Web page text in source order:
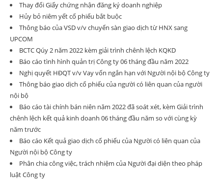
Thay đổi Giấy chứng nhận đăng ký doanh nghiệp
Hủy bỏ niêm yết cổ phiếu bắt buộc
Thông báo của VSD v/v chuyển sàn giao dịch từ HNX sang
UPCOM
BCTC Qúy 2 năm 2022 kèm giải trình chênh lệch KQKD
Báo cáo tình hình quản trị Công ty 06 tháng đầu năm 2022
Nghị quyết HĐQT v/v Vay vốn ngắn hạn với Người nội bộ Công ty
Thông báo giao dịch cổ phiếu của người có liên quan của người
nội bộ
Báo cáo tài chính bán niên năm 2022 đã soát xét, kèm Giải trình
chênh lệch kết quả kinh doanh 06 tháng đầu năm so với cùng kỳ
năm trước
Báo cáo Kết quả giao dịch cổ phiếu của Người có liên quan của
Người nội bộ Công ty
Phân chia công việc, trách nhiệm của Người đại diện theo pháp
luật Công ty